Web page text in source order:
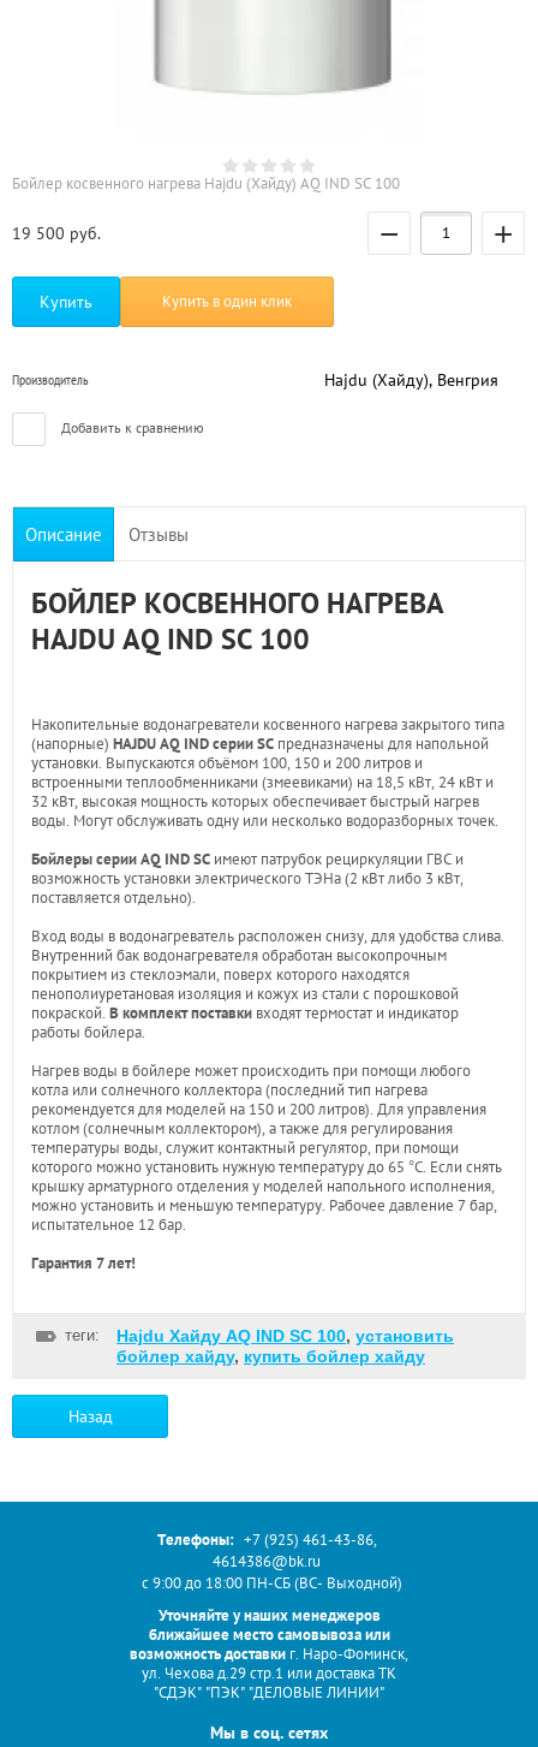
Бойлер косвенного нагрева Hajdu (Хайду) AQ IND SC 100
19 500 руб. − +
Купить Купить в один клик
Производитель Hajdu (Хайду), Венгрия
Добавить к сравнению
Описание Отзывы
БОЙЛЕР КОСВЕННОГО НАГРЕВА
HAJDU AQ IND SC 100
Накопительные водонагреватели косвенного нагрева закрытого типа
(напорные) HAJDU AQ IND серии SC предназначены для напольной
установки. Выпускаются объёмом 100, 150 и 200 литров и
встроенными теплообменниками (змеевиками) на 18,5 кВт, 24 кВт и
32 кВт, высокая мощность которых обеспечивает быстрый нагрев
воды. Могут обслуживать одну или несколько водоразборных точек.
Бойлеры серии AQ IND SC имеют патрубок рециркуляции ГВС и
возможность установки электрического ТЭНа (2 кВт либо 3 кВт,
поставляется отдельно).
Вход воды в водонагреватель расположен снизу, для удобства слива.
Внутренний бак водонагревателя обработан высокопрочным
покрытием из стеклоэмали, поверх которого находятся
пенополиуретановая изоляция и кожух из стали с порошковой
покраской. В комплект поставки входят термостат и индикатор
работы бойлера.
Нагрев воды в бойлере может происходить при помощи любого
котла или солнечного коллектора (последний тип нагрева
рекомендуется для моделей на 150 и 200 литров). Для управления
котлом (солнечным коллектором), а также для регулирования
температуры воды, служит контактный регулятор, при помощи
которого можно установить нужную температуру до 65 °С. Если снять
крышку арматурного отделения у моделей напольного исполнения,
можно установить и меньшую температуру. Рабочее давление 7 бар,
испытательное 12 бар.
Гарантия 7 лет!
теги: Hajdu Хайду AQ IND SC 100, установить
бойлер хайду, купить бойлер хайду
Назад
Телефоны: +7 (925) 461-43-86,
4614386@bk.ru
с 9:00 до 18:00 ПН-СБ (ВС- Выходной)
Уточняйте у наших менеджеров
ближайшее место самовывоза или
возможность доставки г. Наро-Фоминск,
ул. Чехова д.29 стр.1 или доставка ТК
"СДЭК" "ПЭК" "ДЕЛОВЫЕ ЛИНИИ"
Мы в соц. сетях